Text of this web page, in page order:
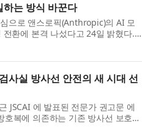
는 방식 바꾼다
으로 앤스로픽(Anthropic)의 AI 모
전환에 본격 나섰다고 24일 밝혔다.
즈온의 핵심 조직 전...
사실 방사선 안전의 새 시대 선
JSCAI 에 발표된 전문가 권고문 에
복에 의존하는 기존 방사선 보호
보호를 위한 신속한 ...